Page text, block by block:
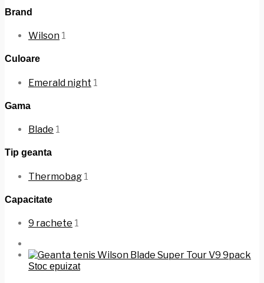
Brand
Wilson 1
Culoare
Emerald night 1
Gama
Blade 1
Tip geanta
Thermobag 1
Capacitate
9 rachete 1
Stoc epuizat